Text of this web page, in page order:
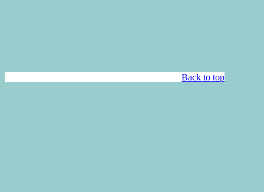
Back to top